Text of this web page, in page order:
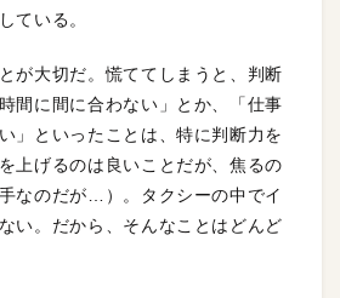
ている。
が大切だ。慌ててしまうと、判断
間に間に合わない」とか、「仕事
」といったことは、特に判断力を
上げるのは良いことだが、焦るの
なのだが…）。タクシーの中でイ
い。だから、そんなことはどんど